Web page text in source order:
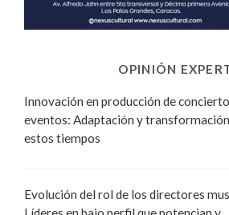
OPINIÓN
Innovación en producción de
eventos: Adaptación y
estos tiempos
Evolución del rol de los directores